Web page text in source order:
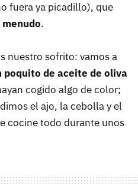
fuera ya picadillo), que
.
nuestro sofrito: vamos a
poquito de aceite de oliva
cogido algo de color;
el ajo, la cebolla y el
cocine todo durante unos